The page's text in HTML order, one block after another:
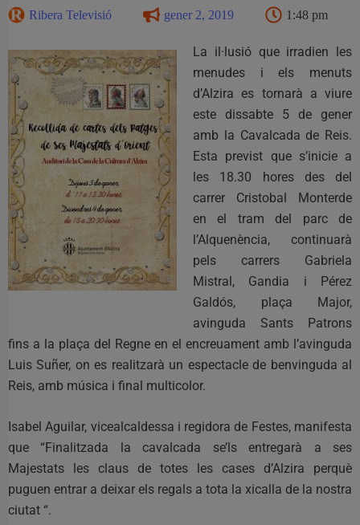
Ribera Televisió gener 2, 2019 1:48 pm
La il·lusió que irradien les
menudes i els menuts
d’Alzira es tornarà a viure
este dissabte 5 de gener
amb la Cavalcada de Reis.
Esta previst que s’inicie a
les 18.30 hores des del
carrer Cristobal Monterde
en el tram del parc de
l’Alquenència, continuarà
pels carrers Gabriela
Mistral, Gandia i Pérez
Galdós, plaça Major,
avinguda Sants Patrons
fins a la plaça del Regne en el encreuament amb l’avinguda
Luis Suñer, on es realitzarà un espectacle de benvinguda al
Reis, amb música i final multicolor.
Isabel Aguilar, vicealcaldessa i regidora de Festes, manifesta
que “Finalitzada la cavalcada se’ls entregarà a ses
Majestats les claus de totes les cases d’Alzira perquè
puguen entrar a deixar els regals a tota la xicalla de la nostra
ciutat “.